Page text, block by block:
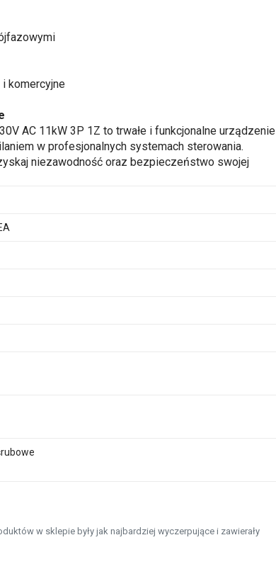
komercyjne
AC 11kW 3P 1Z to trwałe i funkcjonalne urządzenie
w profesjonalnych systemach sterowania.
niezawodność oraz bezpieczeństwo swojej
w sklepie były jak najbardziej wyczerpujące i zawierały